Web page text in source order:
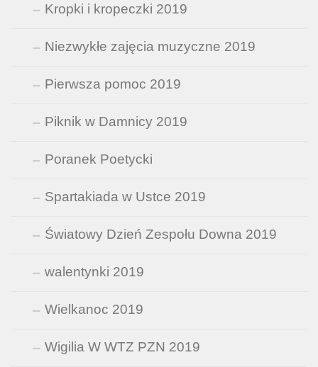
Kropki i kropeczki 2019
Niezwykłe zajęcia muzyczne 2019
Pierwsza pomoc 2019
Piknik w Damnicy 2019
Poranek Poetycki
Spartakiada w Ustce 2019
Światowy Dzień Zespołu Downa 2019
walentynki 2019
Wielkanoc 2019
Wigilia W WTZ PZN 2019